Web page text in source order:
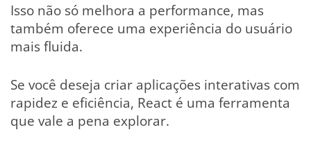
Isso não só melhora a performance, mas
também oferece uma experiência do usuário
mais fluida.
Se você deseja criar aplicações interativas com
rapidez e eficiência, React é uma ferramenta
que vale a pena explorar.